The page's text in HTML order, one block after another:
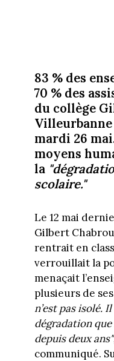
83 % des
70 % des
du collège
mardi 26
moyens
la
scolaire."
Le 12 mai
Gilbert
rentrait en
verrouillait la
menaçait
plusieurs de
n’est pas isolé.
dégradation
depuis deux ans"
communiqué.